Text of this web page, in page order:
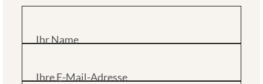
Ihr Name
Ihre E-Mail-Adresse